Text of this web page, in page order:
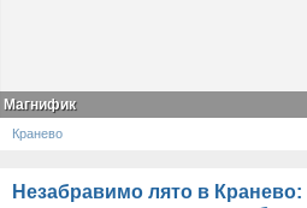
Магнифик
Кранево
Незабравимо лято в